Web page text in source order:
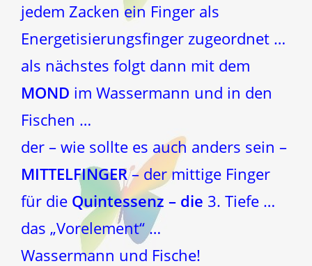
jedem Zacken ein Finger als
Energetisierungsfinger zugeordnet …
als nächstes folgt dann mit dem
MOND im Wassermann und in den
Fischen …
der – wie sollte es auch anders sein –
MITTELFINGER– der mittige Finger
für die Quintessenz – die 3. Tiefe …
das „Vorelement“ …
Wassermann und Fische!